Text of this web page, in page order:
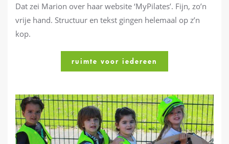
Dat zei Marion over haar website ‘MyPilates’. Fijn, zo’n
vrije hand. Structuur en tekst gingen helemaal op z’n
kop.
ruimte voor iedereen